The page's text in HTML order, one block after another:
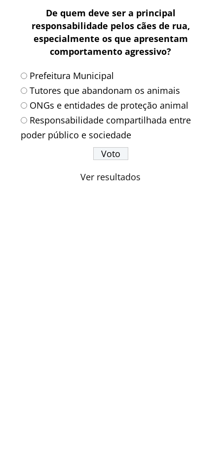
De quem deve ser a principal
responsabilidade pelos cães de rua,
especialmente os que apresentam
comportamento agressivo?
Prefeitura Municipal
Tutores que abandonam os animais
ONGs e entidades de proteção animal
Responsabilidade compartilhada entre
poder público e sociedade
Ver resultados